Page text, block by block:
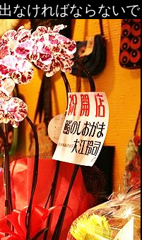
なければならない